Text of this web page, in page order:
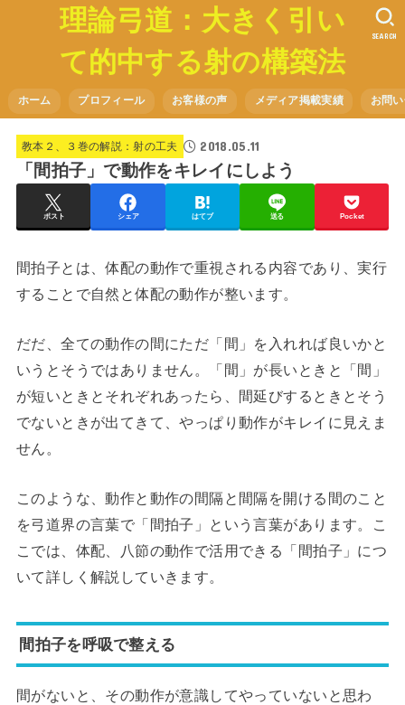
理論弓道：大きく引い
て的中する射の構築法
ホーム プロフィール お客様の声 メディア掲載実績 お問
SEARCH
教本２、３巻の解説：射の工夫 2018.05.11
「間拍子」で動作をキレイにしよう
ポスト シェア はてブ 送る Pocket
間拍子とは、体配の動作で重視される内容であり、実行
することで自然と体配の動作が整います。
だだ、全ての動作の間にただ「間」を入れれば良いかと
いうとそうではありません。「間」が長いときと「間」
が短いときとそれぞれあったら、間延びするときとそう
でないときが出てきて、やっぱり動作がキレイに見えま
せん。
このような、動作と動作の間隔と間隔を開ける間のこと
を弓道界の言葉で「間拍子」という言葉があります。こ
こでは、体配、八節の動作で活用できる「間拍子」につ
いて詳しく解説していきます。
間拍子を呼吸で整える
間がないと、その動作が意識してやっていないと思わ